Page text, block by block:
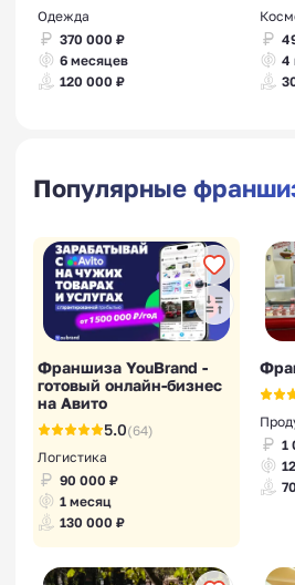
Одежда
370 000 ₽
6 месяцев
120 000 ₽
4
Популярные
Франшиза YouBrand -
готовый онлайн-бизнес
на Авито
5.0(64)
Логистика
90 000 ₽
1 месяц
130 000 ₽
1